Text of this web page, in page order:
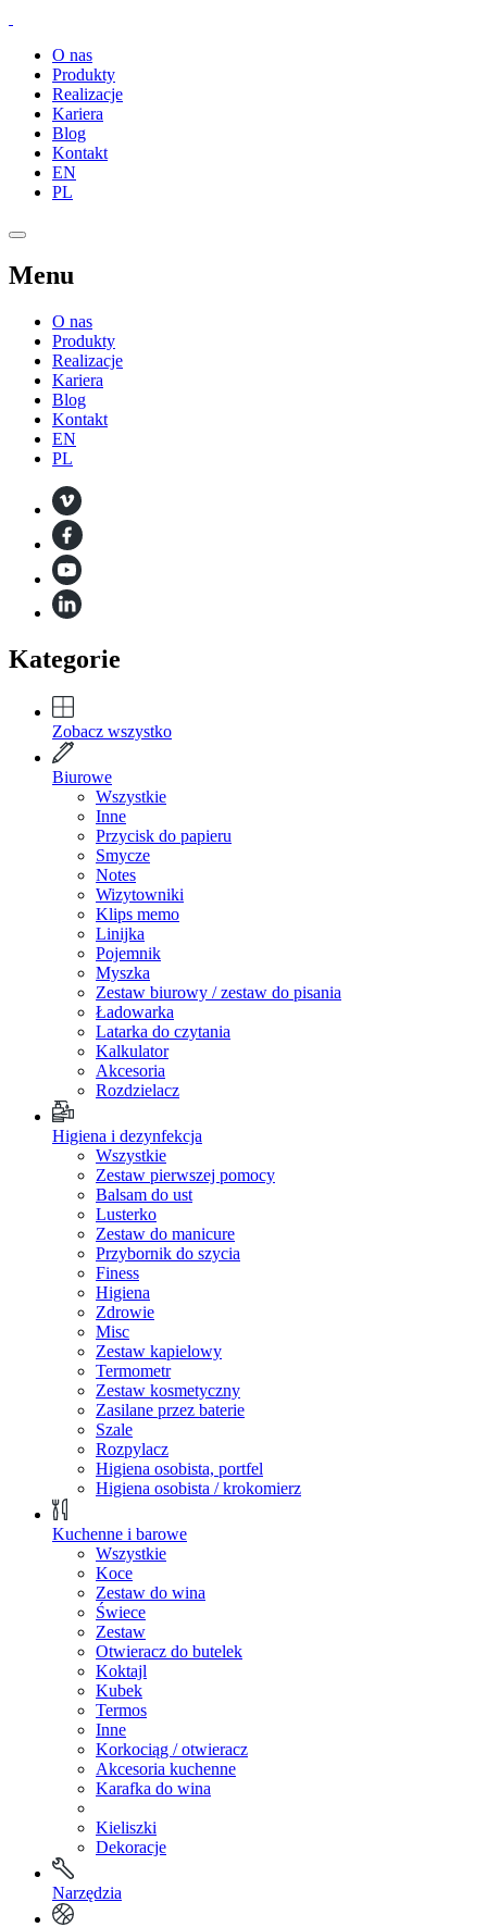
O nas
Produkty
Realizacje
Kariera
Blog
Kontakt
EN
PL
Menu
O nas
Produkty
Realizacje
Kariera
Blog
Kontakt
EN
PL
Kategorie
Zobacz wszystko
Biurowe
Wszystkie
Inne
Przycisk do papieru
Smycze
Notes
Wizytowniki
Klips memo
Linijka
Pojemnik
Myszka
Zestaw biurowy / zestaw do pisania
Ładowarka
Latarka do czytania
Kalkulator
Akcesoria
Rozdzielacz
Higiena i dezynfekcja
Wszystkie
Zestaw pierwszej pomocy
Balsam do ust
Lusterko
Zestaw do manicure
Przybornik do szycia
Finess
Higiena
Zdrowie
Misc
Zestaw kapielowy
Termometr
Zestaw kosmetyczny
Zasilane przez baterie
Szale
Rozpylacz
Higiena osobista, portfel
Higiena osobista / krokomierz
Kuchenne i barowe
Wszystkie
Koce
Zestaw do wina
Świece
Zestaw
Otwieracz do butelek
Koktajl
Kubek
Termos
Inne
Korkociąg / otwieracz
Akcesoria kuchenne
Karafka do wina
Kieliszki
Dekoracje
Narzędzia